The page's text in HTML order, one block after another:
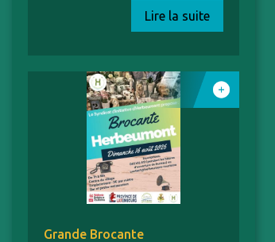
Lire la suite
Grande Brocante